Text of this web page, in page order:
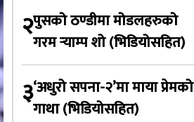
२पुसको ठण्डीमा मोडलहरुको
गरम र्‍याम्प शो (भिडियोसहित)
३‘अधुरो सपना-२’मा माया प्रेमको
गाथा (भिडियोसहित)